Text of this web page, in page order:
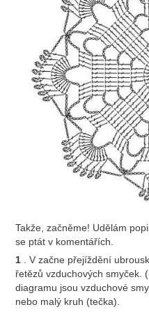
Takže, začněme! Udělám
se ptát v komentářích.
1
. V začne přejíždění
řetězů vzduchových smyček.
diagramu jsou vzduchové
nebo malý kruh (tečka).